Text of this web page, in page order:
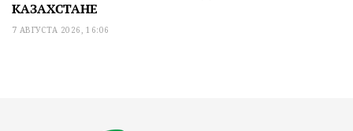
КАЗАХСТАНЕ
7 АВГУСТА 2026, 16:06